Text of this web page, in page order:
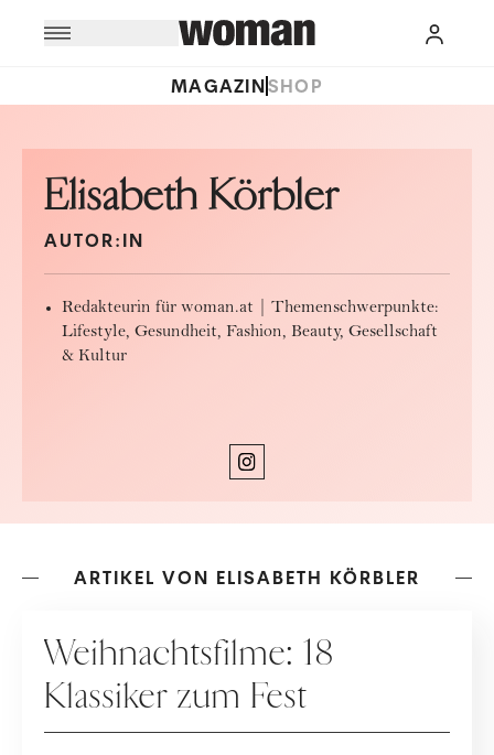
MAGAZINSHOP
Elisabeth Körbler
AUTOR:IN
Redakteurin für woman.at | Themenschwerpunkte:
Lifestyle, Gesundheit, Fashion, Beauty, Gesellschaft
& Kultur
ARTIKEL VON ELISABETH KÖRBLER
Weihnachtsfilme: 18
Klassiker zum Fest